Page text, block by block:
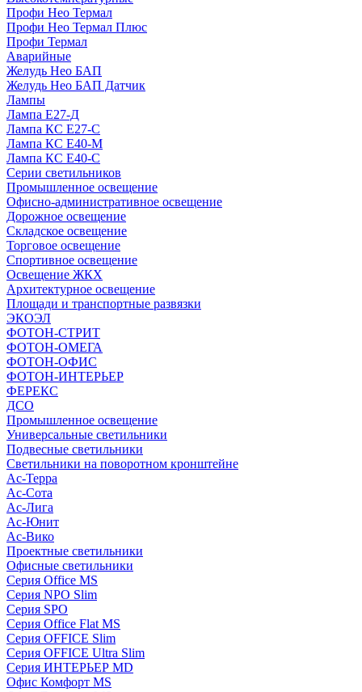
Профи Нео Термал
Профи Нео Термал Плюс
Профи Термал
Аварийные
Желудь Нео БАП
Желудь Нео БАП Датчик
Лампы
Лампа Е27-Д
Лампа КС Е27-С
Лампа КС Е40-М
Лампа КС Е40-С
Серии светильников
Промышленное освещение
Офисно-административное освещение
Дорожное освещение
Складское освещение
Торговое освещение
Спортивное освещение
Освещение ЖКХ
Архитектурное освещение
Площади и транспортные развязки
ЭКОЭЛ
ФОТОН-СТРИТ
ФОТОН-ОМЕГА
ФОТОН-ОФИС
ФОТОН-ИНТЕРЬЕР
ФЕРЕКС
ДСО
Промышленное освещение
Универсальные светильники
Подвесные светильники
Светильники на поворотном кронштейне
Ас-Терра
Ас-Сота
Ас-Лига
Ас-Юнит
Ас-Вико
Проектные светильники
Офисные светильники
Серия Office MS
Серия NPO Slim
Серия SPO
Серия Office Flat MS
Серия OFFICE Slim
Серия OFFICE Ultra Slim
Серия ИНТЕРЬЕР MD
Офис Комфорт MS